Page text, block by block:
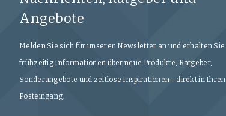
Angebote
Melden Sie sich für unseren Newsletter an und erhalten Sie
frühzeitig Informationen über neue Produkte, Ratgeber,
Sonderangebote und zeitlose Inspirationen - direkt in Ihren
Posteingang.